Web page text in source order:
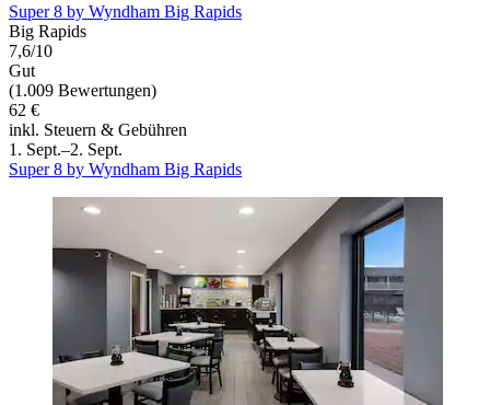
Super 8 by Wyndham Big Rapids
Big Rapids
7,6/10
Gut
(1.009 Bewertungen)
62 €
inkl. Steuern & Gebühren
1. Sept.–2. Sept.
Super 8 by Wyndham Big Rapids